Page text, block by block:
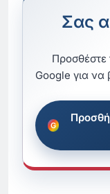
Σας
Προσθέστε
Google για να